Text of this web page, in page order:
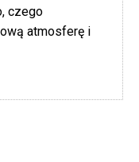
czego
atmosferę i